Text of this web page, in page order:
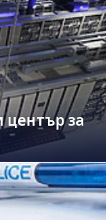
център за